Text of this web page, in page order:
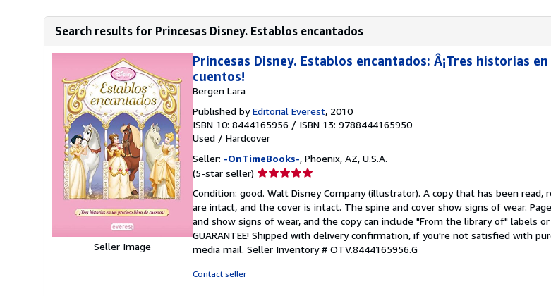
Search results for Princesas Disney. Establos encantados
Seller Image
Princesas Disney. Establos encantados: Â¡Tres historias
cuentos!
Bergen Lara
Published byEditorial Everest, 2010
ISBN 10: 8444165956 / ISBN 13: 9788444165950
Used / Hardcover
Seller: -OnTimeBooks-, Phoenix, AZ, U.S.A.
(5-star seller) Seller
5
out
of
5
stars
Condition: good. Walt Disney Company (illustrator). A copy that has been read,
are intact, and the cover is intact. The spine and cover show signs of wear.
and show signs of wear, and the copy can include "From the library of" labels
GUARANTEE! Shipped with delivery confirmation, if you're not satisfied with
media mail. Seller Inventory # OTV.8444165956.G
Contact seller